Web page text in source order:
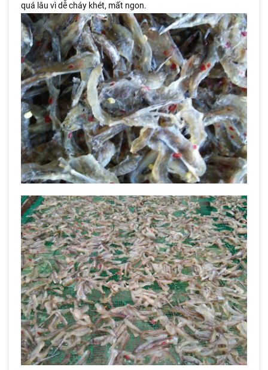
quá lâu vì dễ cháy khét, mất ngon.